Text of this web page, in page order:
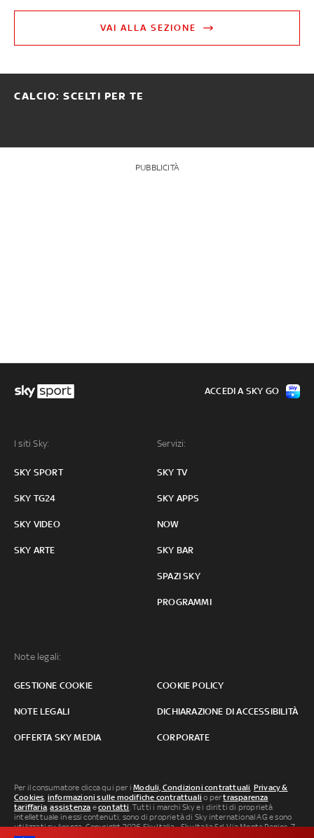
VAI ALLA SEZIONE
CALCIO: SCELTI PER TE
PUBBLICITÀ
I siti Sky:
SKY SPORT
SKY TG24
SKY VIDEO
SKY ARTE
Servizi:
SKY TV
SKY APPS
NOW
SKY BAR
SPAZI SKY
PROGRAMMI
Note legali:
GESTIONE COOKIE COOKIE POLICY
NOTE LEGALI DICHIARAZIONE DI ACCESSIBILITÀ
OFFERTA SKY MEDIA CORPORATE
ACCEDI A SKY GO
Per il consumatore clicca qui per iModuli, Condizioni contrattuali, Privacy &
Cookies, informazioni sulle modifiche contrattuali o pertrasparenza
tariffaria,assistenza econtatti. Tutti i marchi Sky e i diritti di proprietà
intellettuale in essi contenuti, sono di proprietà di Sky international AG e sono
utilizzati su licenza. Copyright 2026 Sky Italia - Sky Italia Srl Via Monte Penice, 7 -